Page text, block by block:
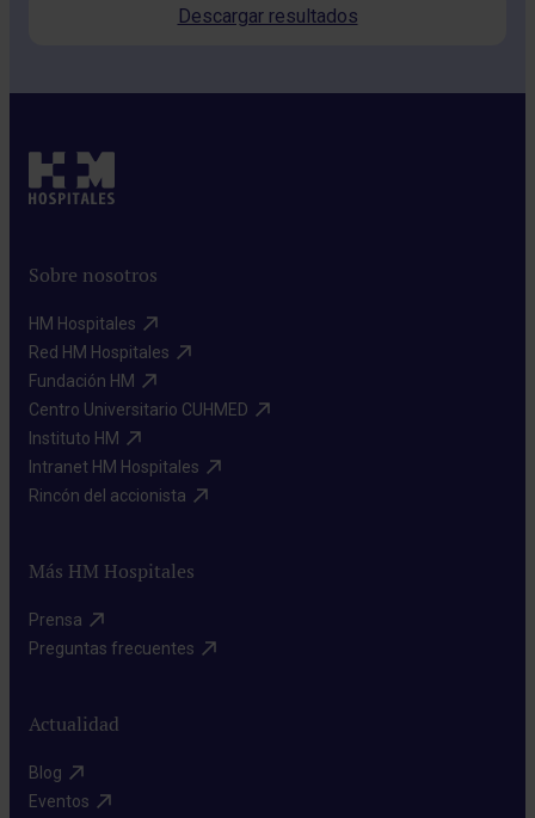
Descargar resultados
Sobre nosotros
HM Hospitales​
Red HM Hospitales​
Fundación HM​
Centro Universitario CUHMED​
Instituto HM​
Intranet HM Hospitales​
Rincón del accionista​
Más HM Hospitales
Prensa​
Preguntas frecuentes​
Actualidad
Blog​
Eventos​